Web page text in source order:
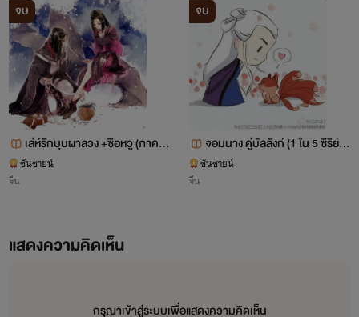
-แนวสลับร่างหญิงมาอยู่ในร่างชาย
แถมมีภรรยาพ่วงมาด้วยเป็นร้อยนาง
นายเอกใช้ชีวิตยากลำบากเพราะร่าง
เดิมนั้นเลวสุดขั้ว จนมีศัตรูมากมาย
พระเอก จากที่จะฆ่า กลายเป็นตกกระ
3.เมื่อขันที มีรัก *เรื่องใหม่*
จบ
เล่ห์รักบุบผาลวง +ซือหวู (ภาคต่
อจาก จอมนาง คู่บัลลังก์)
ซันซายน์
จีน
จบ
จอมนาง คู่บัลลังก์ (1 ใน 5 ซีรีย์ข้
ามเวลา)
ซันซายน์
จีน
แสดงความคิดเห็น
กรุณาเข้าสู่ระบบเพื่อแสดงความคิดเห็น